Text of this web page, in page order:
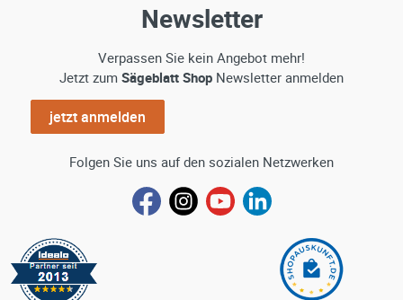
Newsletter
Verpassen Sie kein Angebot mehr!
Jetzt zum Sägeblatt Shop Newsletter anmelden
jetzt anmelden
Folgen Sie uns auf den sozialen Netzwerken